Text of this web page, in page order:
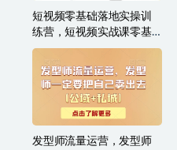
短视频零基础落地实操训
练营，短视频实战课零基
础到大神
发型师流量运营，发型师